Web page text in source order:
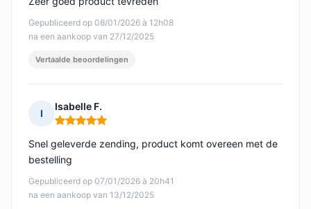
Gepubliceerd op 08/01/2026 à 12h08
na een aankoop van 27/12/2025
Vertaalde beoordelingen
I
Isabelle F.
Opmerking: 5 van 5
Gepubliceerd op 07/01/2026 à 20h41
na een aankoop van 13/12/2025
Snel geleverde zending, product komt overeen met de
bestelling